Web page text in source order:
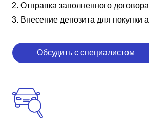
Отправка заполненного
Внесение депозита для покупки
Обсудить с специалистом